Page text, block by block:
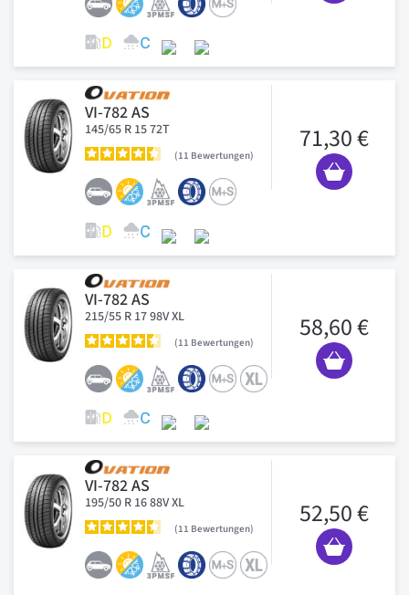
VI-782 AS
145/65 R 15 72T
11 Bewertungen
71,30 €
VI-782 AS
215/55 R 17 98V XL
11 Bewertungen 58,60 €
VI-782 AS
195/50 R 16 88V XL
11 Bewertungen 52,50 €